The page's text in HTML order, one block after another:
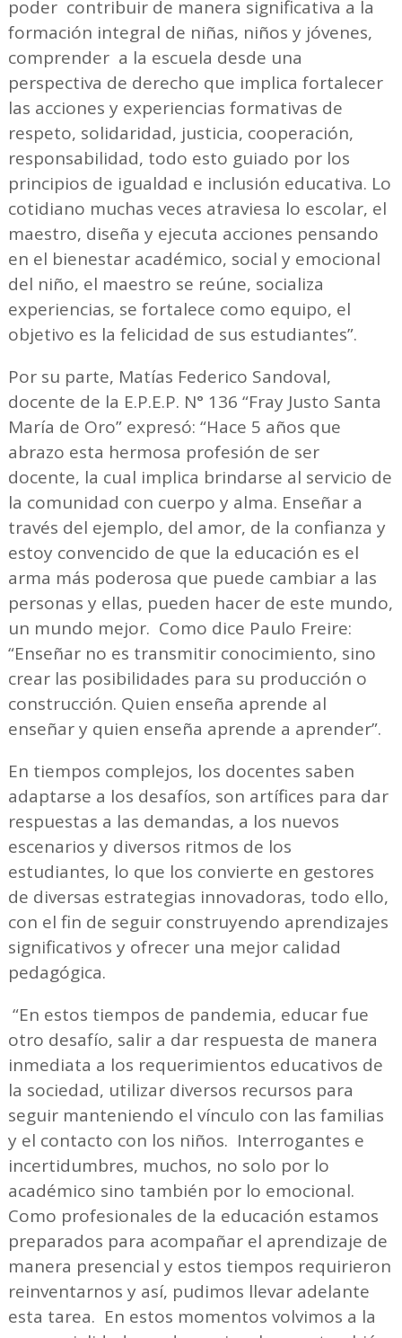
poder contribuir de manera significativa a la
formación integral de niñas, niños y jóvenes,
comprender a la escuela desde una
perspectiva de derecho que implica fortalecer
las acciones y experiencias formativas de
respeto, solidaridad, justicia, cooperación,
responsabilidad, todo esto guiado por los
principios de igualdad e inclusión educativa. Lo
cotidiano muchas veces atraviesa lo escolar, el
maestro, diseña y ejecuta acciones pensando
en el bienestar académico, social y emocional
del niño, el maestro se reúne, socializa
experiencias, se fortalece como equipo, el
objetivo es la felicidad de sus estudiantes”.
Por su parte, Matías Federico Sandoval,
docente de la E.P.E.P. N° 136 “Fray Justo Santa
María de Oro” expresó: “Hace 5 años que
abrazo esta hermosa profesión de ser
docente, la cual implica brindarse al servicio de
la comunidad con cuerpo y alma. Enseñar a
través del ejemplo, del amor, de la confianza y
estoy convencido de que la educación es el
arma más poderosa que puede cambiar a las
personas y ellas, pueden hacer de este mundo,
un mundo mejor. Como dice Paulo Freire:
“Enseñar no es transmitir conocimiento, sino
crear las posibilidades para su producción o
construcción. Quien enseña aprende al
enseñar y quien enseña aprende a aprender”.
En tiempos complejos, los docentes saben
adaptarse a los desafíos, son artífices para dar
respuestas a las demandas, a los nuevos
escenarios y diversos ritmos de los
estudiantes, lo que los convierte en gestores
de diversas estrategias innovadoras, todo ello,
con el fin de seguir construyendo aprendizajes
significativos y ofrecer una mejor calidad
pedagógica.
“En estos tiempos de pandemia, educar fue
otro desafío, salir a dar respuesta de manera
inmediata a los requerimientos educativos de
la sociedad, utilizar diversos recursos para
seguir manteniendo el vínculo con las familias
y el contacto con los niños. Interrogantes e
incertidumbres, muchos, no solo por lo
académico sino también por lo emocional.
Como profesionales de la educación estamos
preparados para acompañar el aprendizaje de
manera presencial y estos tiempos requirieron
reinventarnos y así, pudimos llevar adelante
esta tarea. En estos momentos volvimos a la